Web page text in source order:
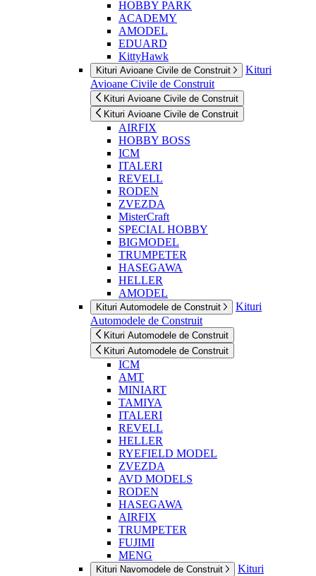
HOBBY PARK
ACADEMY
AMODEL
EDUARD
KittyHawk
Kituri Avioane Civile de Construit
Kituri
Avioane Civile de Construit
Kituri Avioane Civile de Construit
Kituri Avioane Civile de Construit
AIRFIX
HOBBY BOSS
ICM
ITALERI
REVELL
RODEN
ZVEZDA
MisterCraft
SPECIAL HOBBY
BIGMODEL
TRUMPETER
HASEGAWA
HELLER
AMODEL
Kituri Automodele de Construit
Kituri
Automodele de Construit
Kituri Automodele de Construit
Kituri Automodele de Construit
ICM
AMT
MINIART
TAMIYA
ITALERI
REVELL
HELLER
RYEFIELD MODEL
ZVEZDA
AVD MODELS
RODEN
HASEGAWA
AIRFIX
TRUMPETER
FUJIMI
MENG
Kituri Navomodele de Construit
Kituri